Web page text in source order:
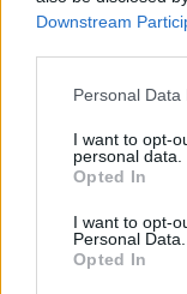
Downstream
Personal
I want to opt-
personal data.
Opted In
I want to opt-
Personal Data.
Opted In